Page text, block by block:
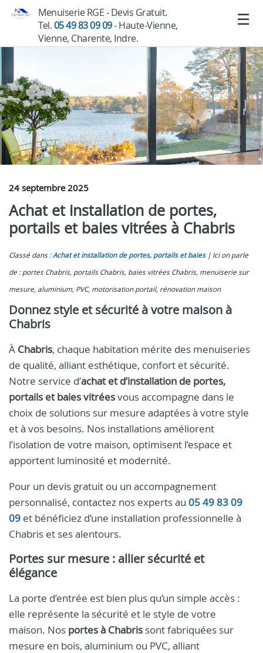
Menuiserie RGE - Devis Gratuit.
Tel.05 49 83 09 09- Haute-Vienne,
Vienne, Charente, Indre.
24 septembre 2025
Achat et installation de portes,
portails et baies vitrées à Chabris
Classé dans :Achat et installation de portes, portails et baies
Ici on parle
de : portes Chabris, portails Chabris, baies vitrées Chabris, menuiserie sur
mesure, aluminium, PVC, motorisation portail, rénovation maison
Donnez style et sécurité à votre maison à
Chabris
À Chabris, chaque habitation mérite des menuiseries
de qualité, alliant esthétique, confort et sécurité.
Notre service d’achat et d’installation de portes,
portails et baies vitréesvous accompagne dans le
choix de solutions sur mesure adaptées à votre style
et à vos besoins. Nos installations améliorent
l’isolation de votre maison, optimisent l’espace et
apportent luminosité et modernité.
Pour un devis gratuit ou un accompagnement
personnalisé, contactez nos experts au 05 49 83 09
09 et bénéficiez d’une installation professionnelle à
Chabris et ses alentours.
Portes sur mesure : allier sécurité et
élégance
La porte d’entrée est bien plus qu’un simple accès :
elle représente la sécurité et le style de votre
maison. Nos portes à Chabris sont fabriquées sur
mesure en bois, aluminium ou PVC, alliant